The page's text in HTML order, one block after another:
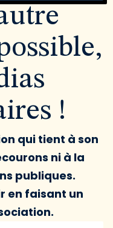
!
qui tient à son
ni à la
publiques.
en faisant un